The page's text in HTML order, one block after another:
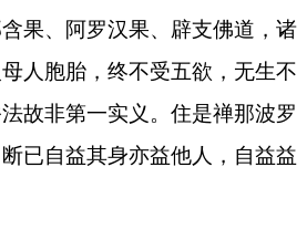
果、阿罗汉果、辟支佛道，诸
人胞胎，终不受五欲，无生不
故非第一实义。住是禅那波罗
已自益其身亦益他人，自益益